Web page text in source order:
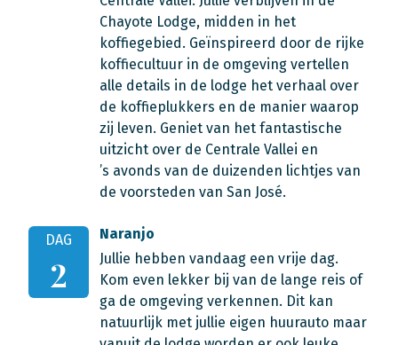
Chayote Lodge, midden in het
koffiegebied. Geïnspireerd door de rijke
koffiecultuur in de omgeving vertellen
alle details in de lodge het verhaal over
de koffieplukkers en de manier waarop
zij leven. Geniet van het fantastische
uitzicht over de Centrale Vallei en
’s avonds van de duizenden lichtjes van
de voorsteden van San José.
DAG
2
Naranjo
Jullie hebben vandaag een vrije dag.
Kom even lekker bij van de lange reis of
ga de omgeving verkennen. Dit kan
natuurlijk met jullie eigen huurauto maar